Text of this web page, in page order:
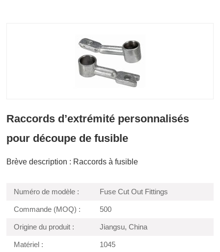
Raccords d’extrémité personnalisés
pour découpe de fusible
Brève description : Raccords à fusible
Numéro de modèle : Fuse Cut Out Fittings
Commande (MOQ) : 500
Origine du produit : Jiangsu, China
Matériel : 1045